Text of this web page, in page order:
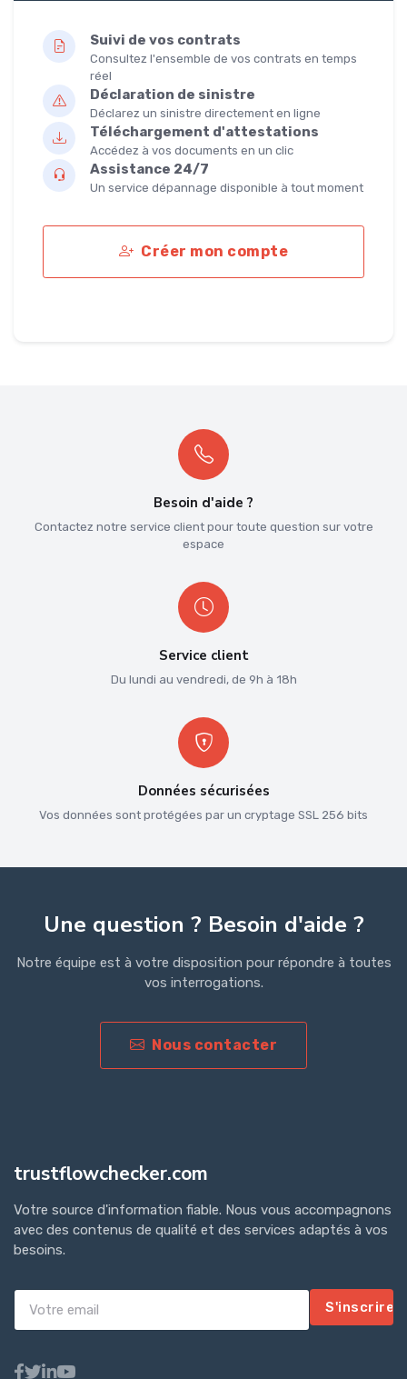
Suivi de vos contrats
Consultez l'ensemble de vos contrats en temps
réel
Déclaration de sinistre
Déclarez un sinistre directement en ligne
Téléchargement d'attestations
Accédez à vos documents en un clic
Assistance 24/7
Un service dépannage disponible à tout moment
Créer mon compte
Besoin d'aide ?
Contactez notre service client pour toute question sur votre
espace
Service client
Du lundi au vendredi, de 9h à 18h
Données sécurisées
Vos données sont protégées par un cryptage SSL 256 bits
Une question ? Besoin d'aide ?
Notre équipe est à votre disposition pour répondre à toutes
vos interrogations.
Nous contacter
trustflowchecker.com
Votre source d'information fiable. Nous vous accompagnons
avec des contenus de qualité et des services adaptés à vos
besoins.
S'inscrire